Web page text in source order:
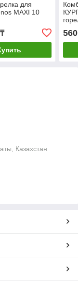
для
MAXI 10
Казахстан